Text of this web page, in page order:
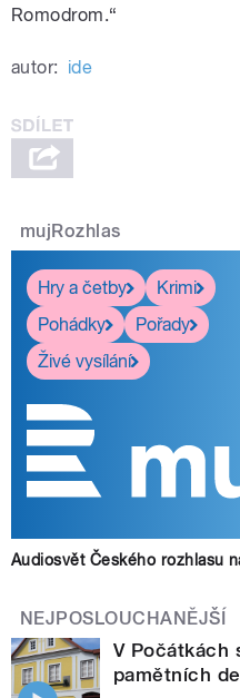
Romodrom.“
autor: ide
mujRozhlas
Hry a četby
Krimi
Pohádky
Pořady
Živé vysílání
Audiosvět Českého rozhlasu
NEJPOSLOUCHANĚJŠÍ
V Počátkách
pamětních